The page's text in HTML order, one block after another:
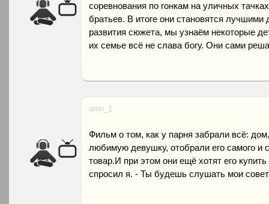
соревнования по гонкам на уличных
братьев. В итоге они становятся
развития сюжета, мы узнаём некоторые
их семье всё не слава богу. Они сами
aron_1
Фильм о том, как у парня забрали всё:
любимую девушку, отобрали его самого и
товар.И при этом они ещё хотят его
спросил я. - Ты будешь слушать мои